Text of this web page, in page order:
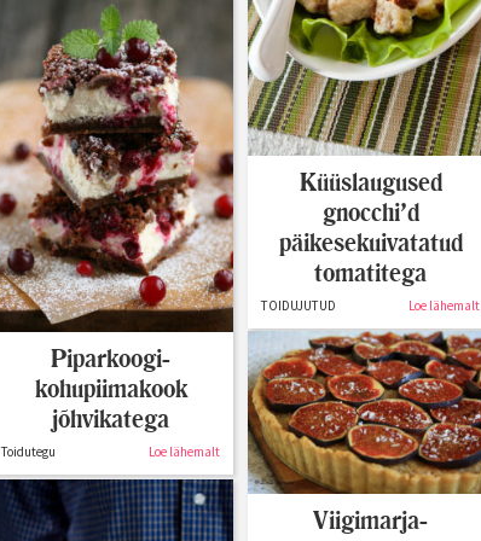
Küüslaugused
gnocchi’d
päikesekuivatatud
tomatitega
TOIDUJUTUD Loe lähemalt
Piparkoogi-
kohupiimakook
jõhvikatega
Toidutegu Loe lähemalt
Viigimarja-